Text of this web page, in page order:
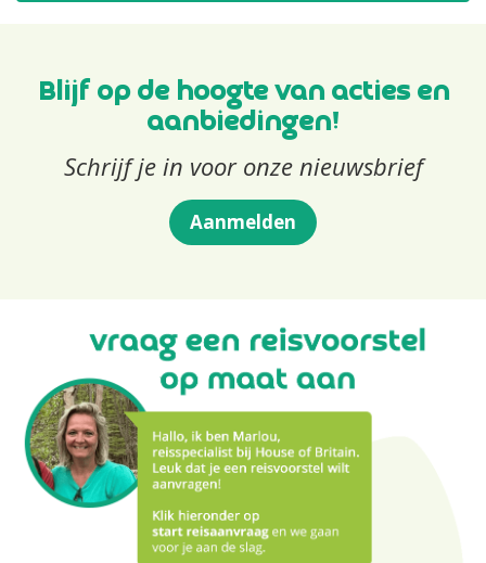
Blijf op de hoogte van acties en
aanbiedingen!
Schrijf je in voor onze nieuwsbrief
Aanmelden